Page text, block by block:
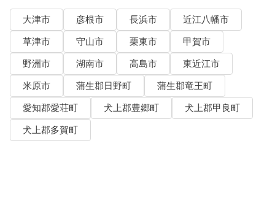
大津市 彦根市 長浜市
近江八幡市
草津市
守山市 栗東市
甲賀市
野洲市
湖南市 高島市
東近江市
米原市
蒲生郡日野町
蒲生郡竜王町
愛知郡愛荘町
犬上郡豊郷町
犬上郡甲良町
犬上郡多賀町